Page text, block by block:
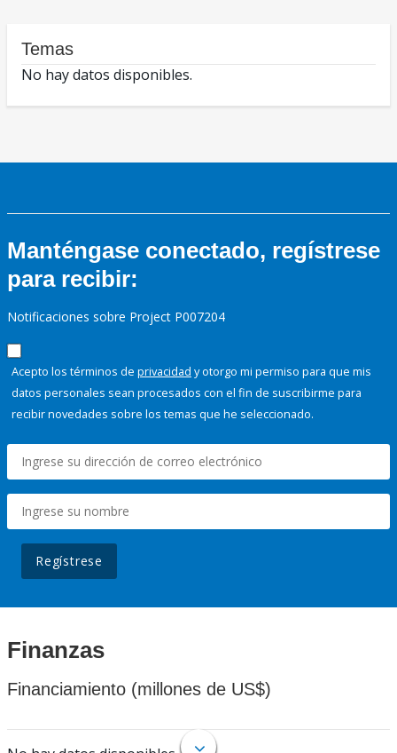
Temas
No hay datos disponibles.
Manténgase conectado, regístrese
para recibir:
Notificaciones sobre Project P007204
Acepto los términos de privacidad y otorgo mi permiso para que mis
datos personales sean procesados con el fin de suscribirme para
recibir novedades sobre los temas que he seleccionado.
Regístrese
Finanzas
Financiamiento (millones de US$)